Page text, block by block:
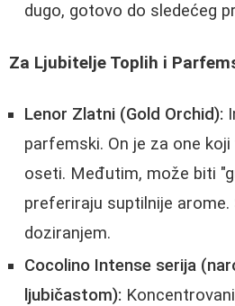
dugo, gotovo do sledećeg
Za Ljubitelje Toplih i
Lenor Zlatni (Gold Orchid):
parfemski. On je za one
oseti. Međutim, može biti
preferiraju suptilnije arome.
doziranjem.
Cocolino Intense serija
ljubičastom):